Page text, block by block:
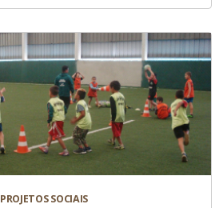
PROJETOS SOCIAIS